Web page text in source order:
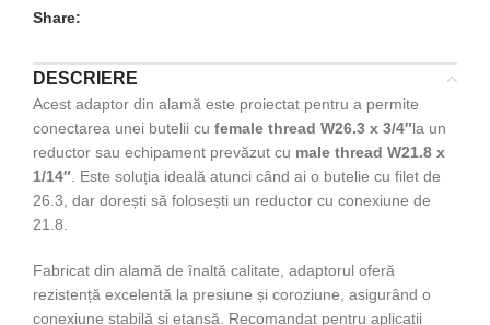
Share:
DESCRIERE
Acest adaptor din alamă este proiectat pentru a permite
conectarea unei butelii cu female thread W26.3 x 3/4″la un
reductor sau echipament prevăzut cu male thread W21.8 x
1/14″ . Este soluția ideală atunci când ai o butelie cu filet de
26.3, dar dorești să folosești un reductor cu conexiune de
21.8.
Fabricat din alamă de înaltă calitate, adaptorul oferă
rezistență excelentă la presiune și coroziune, asigurând o
conexiune stabilă și etanșă. Recomandat pentru aplicații